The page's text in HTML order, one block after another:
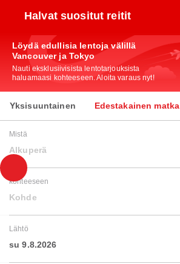
Halvat suositut reitit
Löydä edullisia lentoja välillä
Vancouver ja Tokyo
Nauti eksklusiivisista lentotarjouksista
haluamaasi kohteeseen. Aloita varaus nyt!
Yksisuuntainen Edestakainen matka
Mistä
Alkuperä
kohteeseen
Kohde
Lähtö
su 9.8.2026